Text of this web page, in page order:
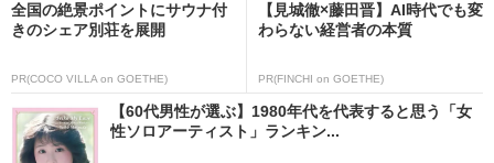
全国の絶景ポイントにサウナ付
きのシェア別荘を展開
PR(COCO VILLA on GOETHE)
【見城徹×藤田晋】AI時代でも変
わらない経営者の本質
PR(FINCHI on GOETHE)
【60代男性が選ぶ】1980年代を代表すると思う「女
性ソロアーティスト」ランキン...